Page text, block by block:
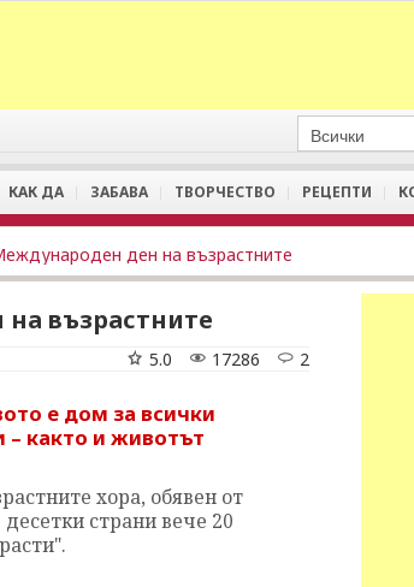
КАК ДА ЗАБАВА ТВОРЧЕСТВО РЕЦЕПТИ
ден на възрастните
възрастните
2
17286
5.0
е дом за всички
– както и животът
хора, обявен от
страни вече 20